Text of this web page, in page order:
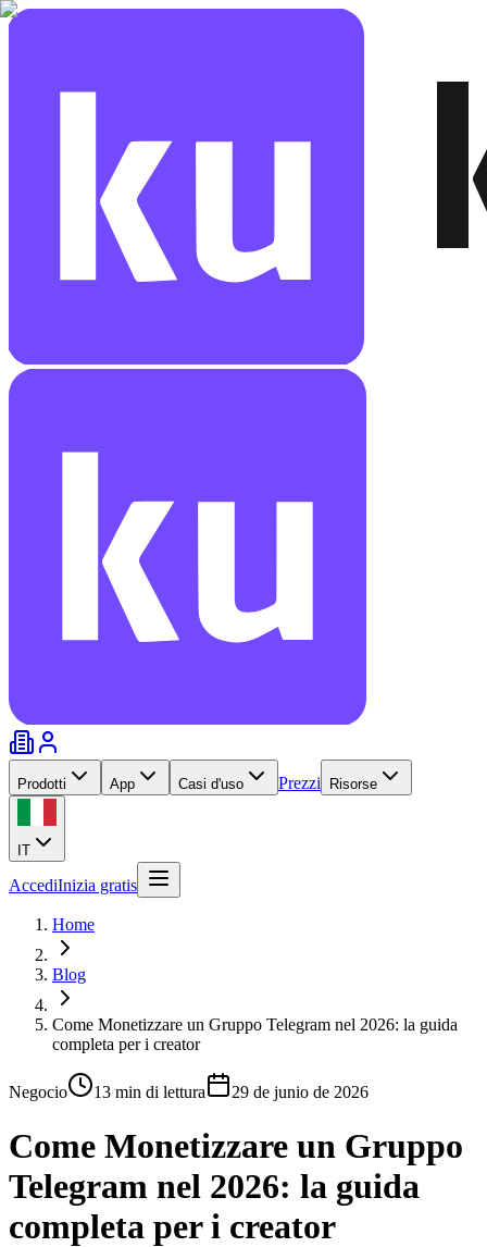
Prodotti App Casi d'uso Prezzi Risorse
IT
AccediInizia gratis
Home
Blog
Come Monetizzare un Gruppo Telegram nel 2026: la guida
completa per i creator
Negocio 13 min di lettura 29 de junio de 2026
Come Monetizzare un Gruppo
Telegram nel 2026: la guida
completa per i creator